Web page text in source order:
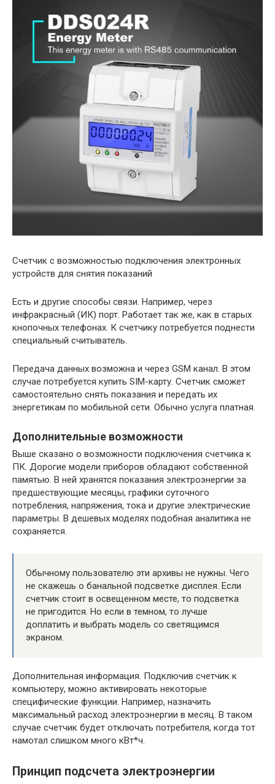
Счетчик с возможностью подключения электронных
устройств для снятия показаний
Есть и другие способы связи. Например, через
инфракрасный (ИК) порт. Работает так же, как в старых
кнопочных телефонах. К счетчику потребуется поднести
специальный считыватель.
Передача данных возможна и через GSM канал. В этом
случае потребуется купить SIM-карту. Счетчик сможет
самостоятельно снять показания и передать их
энергетикам по мобильной сети. Обычно услуга платная.
Дополнительные возможности
Выше сказано о возможности подключения счетчика к
ПК. Дорогие модели приборов обладают собственной
памятью. В ней хранятся показания электроэнергии за
предшествующие месяцы, графики суточного
потребления, напряжения, тока и другие электрические
параметры. В дешевых моделях подобная аналитика не
сохраняется.
Обычному пользователю эти архивы не нужны. Чего
не скажешь о банальной подсветке дисплея. Если
счетчик стоит в освещенном месте, то подсветка
не пригодится. Но если в темном, то лучше
доплатить и выбрать модель со светящимся
экраном.
Дополнительная информация. Подключив счетчик к
компьютеру, можно активировать некоторые
специфические функции. Например, назначить
максимальный расход электроэнергии в месяц. В таком
случае счетчик будет отключать потребителя, когда тот
намотал слишком много кВт*ч.
Принцип подсчета электроэнергии